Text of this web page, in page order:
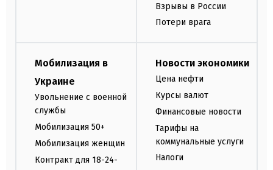
Взрывы в России
Потери врага
Мобилизация в
Украине
Увольнение с военной
службы
Мобилизация 50+
Мобилизация женщин
Контракт для 18-24-
Новости экономики
Цена нефти
Курсы валют
Финансовые новости
Тарифы на
коммунальные услуги
Налоги